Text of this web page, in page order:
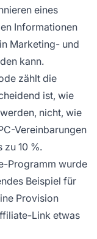
eines
Informationen
Marketing- und
kann.
zählt die
ist, wie
nicht, wie
Vereinbarungen
zu 10 %.
Programm wurde
Beispiel für
Provision
Link etwas